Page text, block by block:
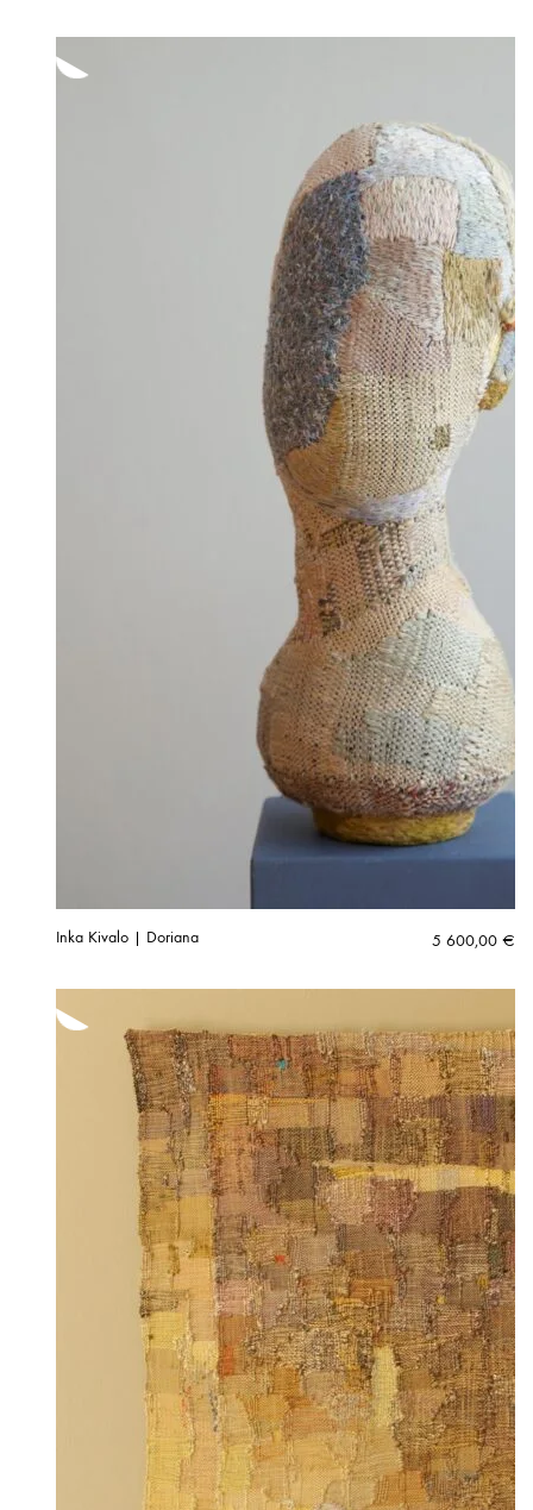
Inka Kivalo | Doriana 5 600,00 €